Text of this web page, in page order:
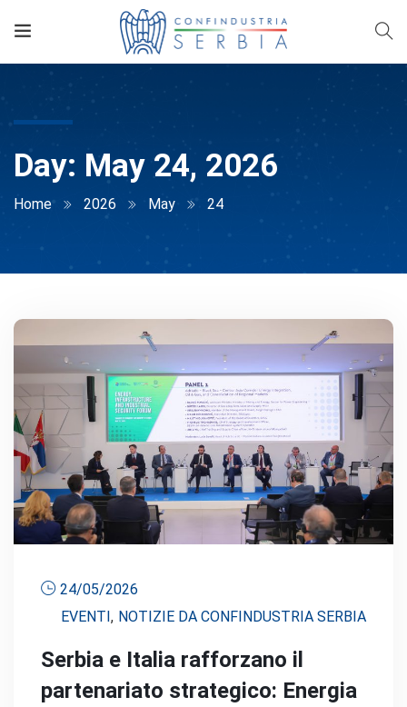
Day: May 24, 2026
Home 2026 May 24
24/05/2026
EVENTI , NOTIZIE DA CONFINDUSTRIA SERBIA
Serbia e Italia rafforzano il
partenariato strategico: Energia